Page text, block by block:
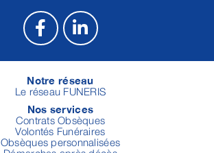
Notre réseau
Le réseau FUNERIS
Nos services
Contrats Obsèques
Volontés Funéraires
Obsèques personnalisées